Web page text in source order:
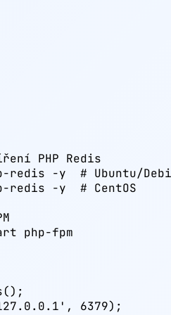
PHP Redis
-y  # Ubuntu/
redis -y  # CentOS
php-fpm
6379);